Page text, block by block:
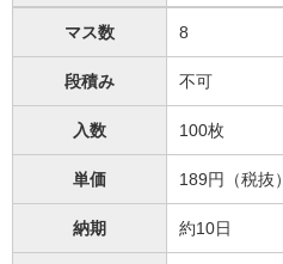
マス数 8
段積み 不可
入数 100枚
単価 189円（税抜）
納期 約10日